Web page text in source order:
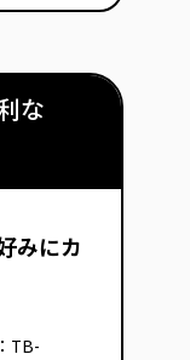
な
みにカ
TB-